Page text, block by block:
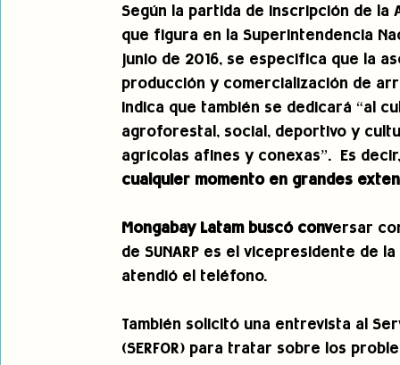
Según la partida de inscripción de la
que figura en la Superintendencia
junio de 2016, se especifica que la
producción y comercialización de
indica que también se dedicará “al
agroforestal, social, deportivo y
agrícolas afines y conexas”.  Es
cualquier momento en grandes
Mongabay Latam buscó conversar
de SUNARP es el vicepresidente de
atendió el teléfono.
También solicitó una entrevista al
(SERFOR) para tratar sobre los